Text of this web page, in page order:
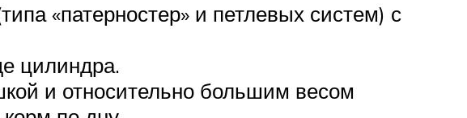
«патерностер» и петлевых систем) с
цилиндра.
и относительно большим весом